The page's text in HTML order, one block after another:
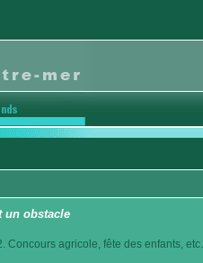
un obstacle
agricole, fête des enfants, etc...